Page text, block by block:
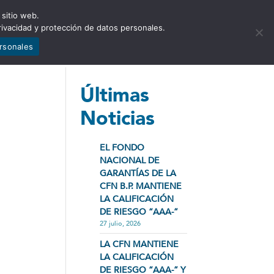
NOTICIAS CONTÁCTENOS
Últimas
Noticias
EL FONDO
NACIONAL DE
GARANTÍAS DE LA
CFN B.P. MANTIENE
LA CALIFICACIÓN
DE RIESGO “AAA-”
27 julio, 2026
LA CFN MANTIENE
LA CALIFICACIÓN
DE RIESGO “AAA-” Y
sitio web.
y protección de datos personales.